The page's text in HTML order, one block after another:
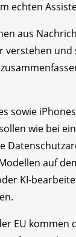
echten
aus
sowie
wie bei
auf
KI-
EU